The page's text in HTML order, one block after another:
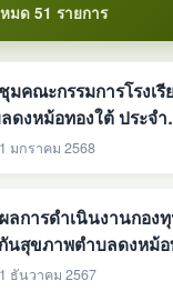
มด 51 รายการ
มคณะกรรมการโรงเรี
ดงหม้อทองใต้ ประจำ
ระมาณ พ.ศ. 2568
มกราคม 2568
ลการดำเนินงานกอง
นสุขภาพตำบลดงหม้อ
ำปีงบประมาณ พ.ศ.
ธันวาคม 2567